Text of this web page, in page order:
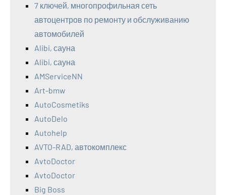
7 ключей, многопрофильная сеть
автоцентров по ремонту и обслуживанию
автомобилей
Alibi, сауна
Alibi, сауна
AMServiceNN
Art-bmw
AutoCosmetiks
AutoDelo
Autohelp
AVTO-RAD, автокомплекс
AvtoDoctor
AvtoDoctor
Big Boss